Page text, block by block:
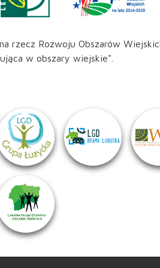
rzecz Rozwoju Obszarów
w obszary wiejskie".